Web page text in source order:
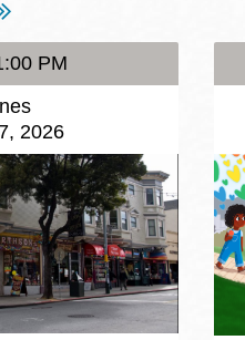
PM
2026